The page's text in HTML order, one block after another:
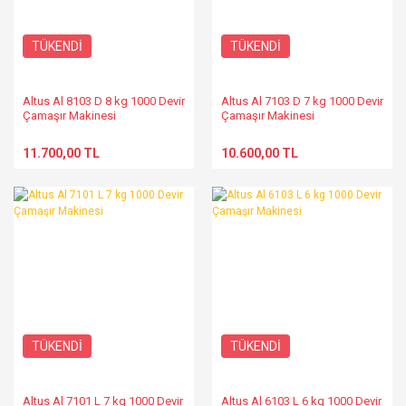
TÜKENDİ
Altus Al 8103 D 8 kg 1000 Devir
Çamaşır Makinesi
11.700,00 TL
TÜKENDİ
Altus Al 7103 D 7 kg 1000 Devir
Çamaşır Makinesi
10.600,00 TL
TÜKENDİ
Altus Al 7101 L 7 kg 1000 Devir
TÜKENDİ
Altus Al 6103 L 6 kg 1000 Devir